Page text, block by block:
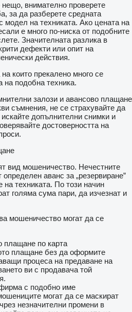
внимателно проверете
за да разберете средната
модел на техниката. Ако цената на
е много по-ниска от подобните
Значителната разлика в
дефекти или опит на
действия.
които прекалено много се
на подобна техника.
залози и авансово плащане
съмнения, не се страхувайте да
допълнителни снимки и
достоверността на
вид мошеничество. Нечестните
аванс за „резервиране”
на техниката. По този начин
голяма сума пари, да изчезнат и
мошеничество могат да се
плащане по карта
плащане без да оформите
процеса на предаване на
ви с продавача той
с подобно име
могат да се маскират
незначителни промени в